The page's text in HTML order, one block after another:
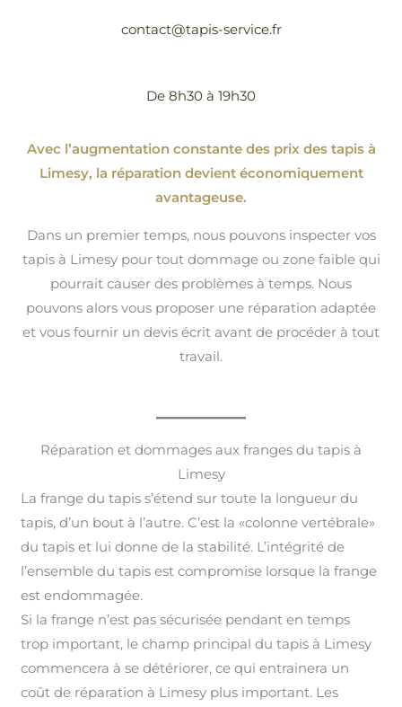
contact@tapis-service.fr
De 8h30 à 19h30
Avec l’augmentation constante des prix des tapis à
Limesy, la réparation devient économiquement
avantageuse.
Dans un premier temps, nous pouvons inspecter vos
tapis à Limesy pour tout dommage ou zone faible qui
pourrait causer des problèmes à temps. Nous
pouvons alors vous proposer une réparation adaptée
et vous fournir un devis écrit avant de procéder à tout
travail.
Réparation et dommages aux franges du tapis à
Limesy
La frange du tapis s’étend sur toute la longueur du
tapis, d’un bout à l’autre. C’est la «colonne vertébrale»
du tapis et lui donne de la stabilité. L’intégrité de
l’ensemble du tapis est compromise lorsque la frange
est endommagée.
Si la frange n’est pas sécurisée pendant en temps
trop important, le champ principal du tapis à Limesy
commencera à se détériorer, ce qui entrainera un
coût de réparation à Limesy plus important. Les